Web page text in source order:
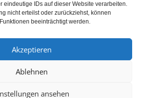
eindeutige IDs auf dieser Website verarbeiten.
nicht erteilst oder zurückziehst, können
beeinträchtigt werden.
Akzeptieren
Ablehnen
ansehen